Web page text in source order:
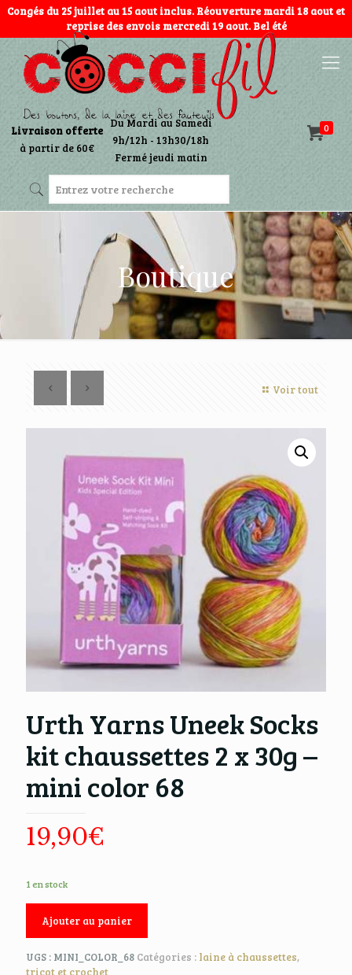
Congés du 25 juillet au 15 aout inclus. Réouverture mardi 18 aout et
reprise des envois mercredi 19 aout. Bel été
0
Livraison offerte
à partir de 60€
Du Mardi au Samedi
9h/12h - 13h30/18h
Fermé jeudi matin
Boutique
Voir tout
Urth Yarns Uneek Socks
kit chaussettes 2 x 30g –
mini color 68
19,90€
1 en stock
Ajouter au panier
UGS : MINI_COLOR_68 Catégories : laine à chaussettes,
tricot et crochet